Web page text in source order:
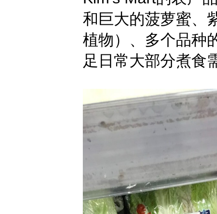
和巨大的菠萝蜜、
植物）、多个品种
足日常大部分煮食